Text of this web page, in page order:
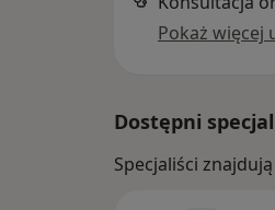
Pokaż więcej
Dostępni
Specjaliści